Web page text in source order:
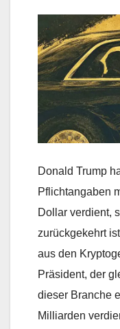
Donald Trump
Pflichtangaben
Dollar verdient,
zurückgekehrt
aus den
Präsident, der
dieser Branche
Milliarden